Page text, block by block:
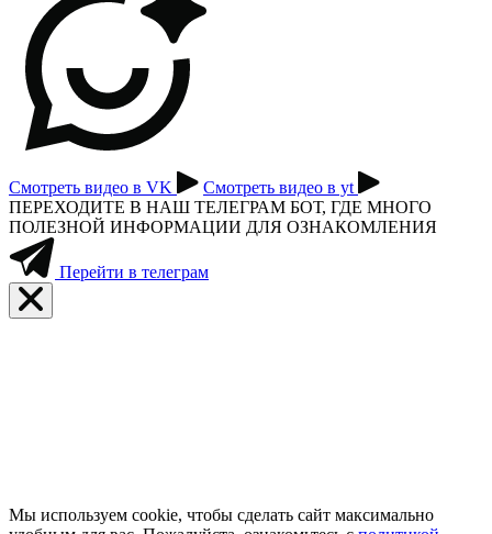
Смотреть видео в VK
Смотреть видео в yt
ПЕРЕХОДИТЕ В НАШ ТЕЛЕГРАМ БОТ, ГДЕ МНОГО
ПОЛЕЗНОЙ ИНФОРМАЦИИ ДЛЯ ОЗНАКОМЛЕНИЯ
Перейти в телеграм
Мы используем cookie, чтобы сделать сайт максимально